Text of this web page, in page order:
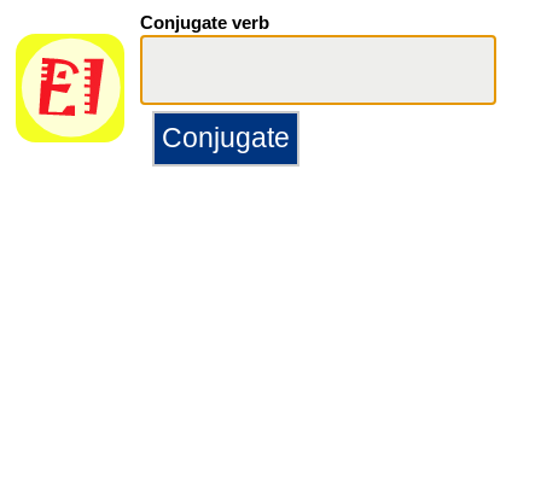
Conjugate verb